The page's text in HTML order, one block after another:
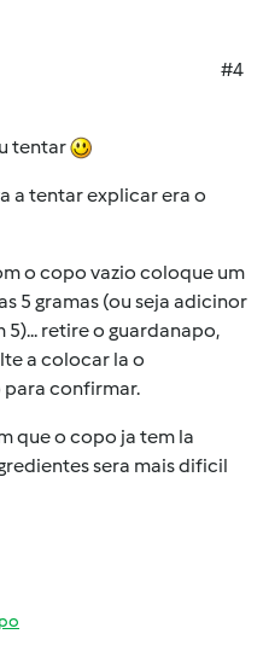
#4
tentar
a tentar explicar era o
o copo vazio coloque um
5 gramas (ou seja adicinor
retire o guardanapo,
a colocar la o
confirmar.
que o copo ja tem la
sera mais dificil